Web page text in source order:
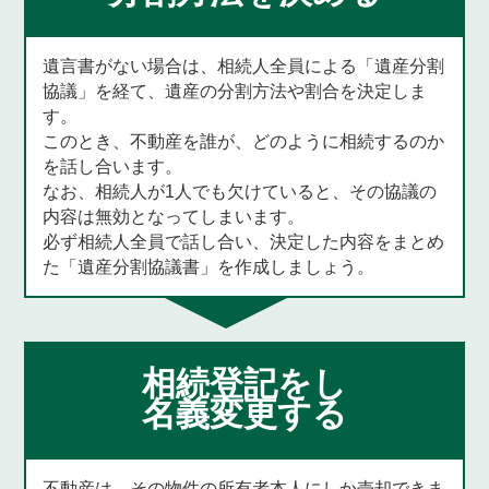
遺言書がない場合は、相続人全員による「遺産分割
協議」を経て、遺産の分割方法や割合を決定しま
す。
このとき、不動産を誰が、どのように相続するのか
を話し合います。
なお、相続人が1人でも欠けていると、その協議の
内容は無効となってしまいます。
必ず相続人全員で話し合い、決定した内容をまとめ
た「遺産分割協議書」を作成しましょう。
相続登記をし
名義変更する